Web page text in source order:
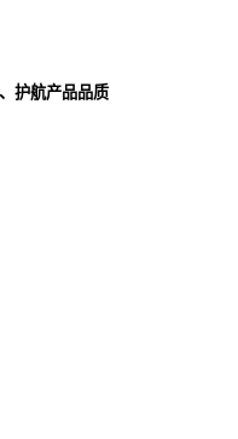
护航产品品质